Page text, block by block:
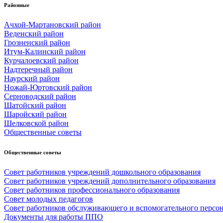
Районные
Ачхой-Мартановский район
Веденский район
Грозненский район
Итум-Калинский район
Курчалоевский район
Надтеречный район
Наурский район
Ножай-Юртовский район
Серноводский район
Шатойский район
Шаройский район
Шелковской район
Общественные советы
Общественные советы
Совет работников учреждений дошкольного образования
Совет работников учреждений дополнительного образования
Совет работников профессионального образования
Совет молодых педагогов
Совет работников обслуживающего и вспомогательного
Документы для работы ППО